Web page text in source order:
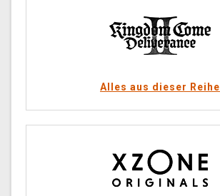
Alles aus dieser Reihe